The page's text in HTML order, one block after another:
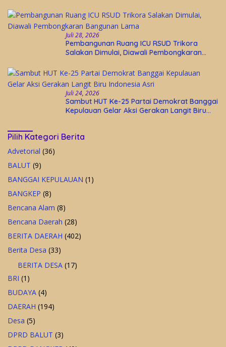
Juli 28, 2026
Pembangunan Ruang ICU RSUD Trikora
Salakan Dimulai, Diawali Pembongkaran
Juli 24, 2026
Sambut HUT Ke-25 Partai Demokrat Banggai
Kepulauan Gelar Aksi Gerakan Langit Biru
Pilih Kategori Berita
Advetorial (36)
BALUT (9)
BANGGAI KEPULAUAN (1)
BANGKEP (8)
Bencana Alam (8)
Bencana Daerah (28)
BERITA DAERAH (402)
Berita Desa (33)
BERITA DESA (17)
BRI (1)
BUDAYA (4)
DAERAH (194)
Desa (5)
DPRD BALUT (3)